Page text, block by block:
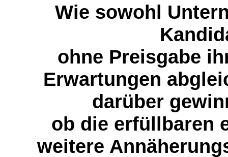
Wie sowohl
ohne Preisgabe
Erwartungen
darüber
ob die erfüllbaren
weitere